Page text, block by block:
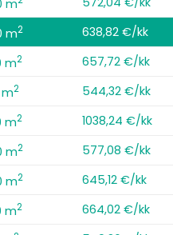
m
m2
638,82 €/kk
m2
657,72 €/kk
m2
544,32 €/kk
m2
1038,24 €/kk
m2
577,08 €/kk
m2
645,12 €/kk
m2
664,02 €/kk